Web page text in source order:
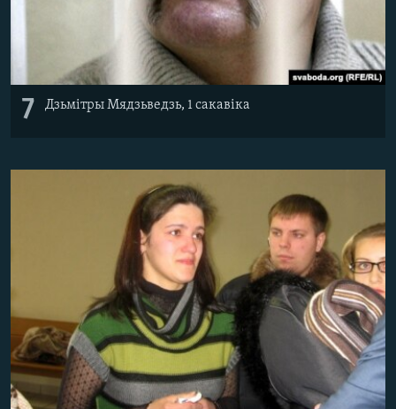
7 Дзьмітры Мядзьведзь, 1 сакавіка